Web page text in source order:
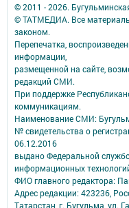
© 2011 - 2026.
© ТАТМЕДИА. Все
законом.
Перепечатка,
информации,
размещенной на сайте,
редакций СМИ.
При поддержке
коммуникациям.
Наименование СМИ:
№ свидетельства о
06.12.2016
выдано Федеральной
информационных
ФИО главного редактора:
Адрес редакции: 423236,
Татарстан, г. Бугульма, ул.